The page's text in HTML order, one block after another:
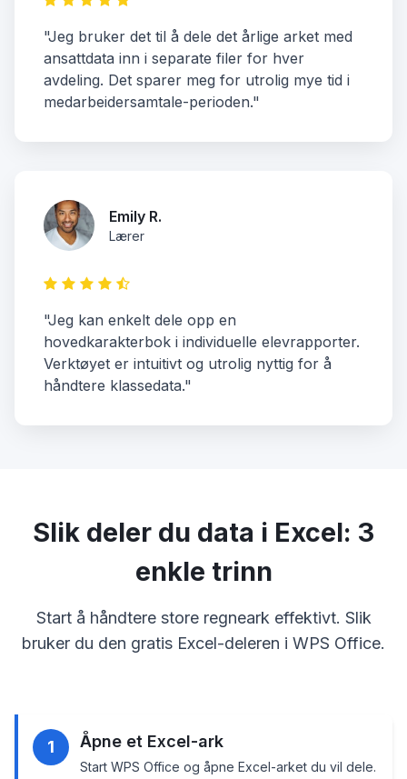
"Jeg bruker det til å dele det årlige arket med
ansattdata inn i separate filer for hver
avdeling. Det sparer meg for utrolig mye tid i
medarbeidersamtale-perioden."
Emily R.
Lærer
"Jeg kan enkelt dele opp en
hovedkarakterbok i individuelle elevrapporter.
Verktøyet er intuitivt og utrolig nyttig for å
håndtere klassedata."
Slik deler du data i Excel: 3
enkle trinn
Start å håndtere store regneark effektivt. Slik
bruker du den gratis Excel-deleren i WPS Office.
1 Åpne et Excel-ark
Start WPS Office og åpne Excel-arket du vil dele.